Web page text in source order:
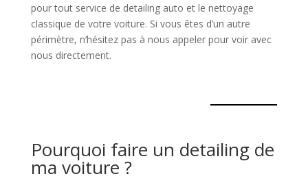
pour tout service de detailing auto et le nettoyage
classique de votre voiture. Si vous êtes d’un autre
périmètre, n’hésitez pas à nous appeler pour voir avec
nous directement.
Pourquoi faire un detailing de
ma voiture ?